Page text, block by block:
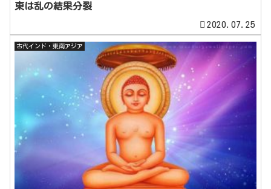
東は乱の結果分裂
2020.07.25
古代インド・東南アジア